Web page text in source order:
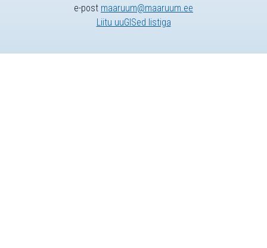
e-post maaruum@maaruum.ee
Liitu uuGISed listiga